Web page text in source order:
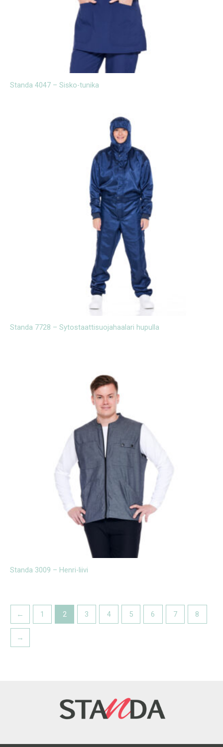
Standa 4047 – Sisko-tunika
Standa 7728 – Sytostaattisuojahaalari hupulla
Standa 3009 – Henri-liivi
← 1 2 3 4 5 6 7 8
→